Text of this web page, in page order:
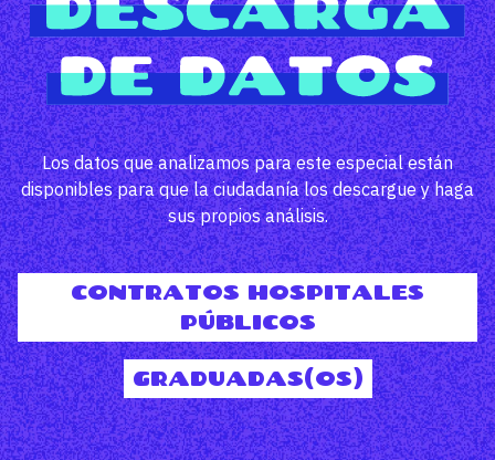
Los datos que analizamos para este especial están
disponibles para que la ciudadanía los descargue y haga
sus propios análisis.
CONTRATOS HOSPITALES
PÚBLICOS
GRADUADAS(OS)